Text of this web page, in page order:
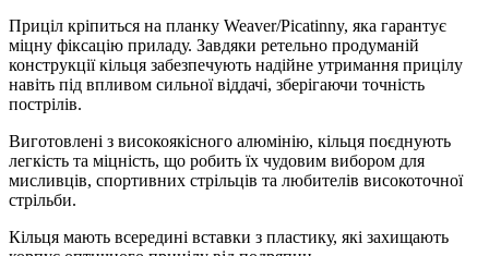
Приціл кріпиться на планку Weaver/Picatinny, яка гарантує
міцну фіксацію приладу. Завдяки ретельно продуманій
конструкції кільця забезпечують надійне утримання прицілу
навіть під впливом сильної віддачі, зберігаючи точність
пострілів.
Виготовлені з високоякісного алюмінію, кільця поєднують
легкість та міцність, що робить їх чудовим вибором для
мисливців, спортивних стрільців та любителів високоточної
стрільби.
Кільця мають всередині вставки з пластику, які захищають